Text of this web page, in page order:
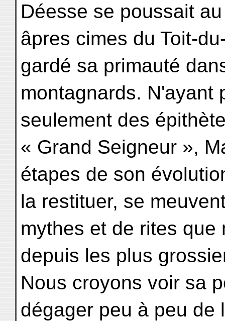
Déesse se poussait
âpres cimes du Toit-
gardé sa primauté
montagnards. N'ayant
seulement des
« Grand Seigneur »,
étapes de son
la restituer, se
mythes et de rites que
depuis les plus
Nous croyons voir sa
dégager peu à peu de